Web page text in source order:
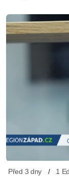
Před 3 dny 1